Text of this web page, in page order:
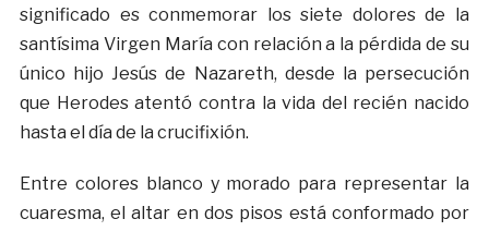
significado es conmemorar los siete dolores de la
santísima Virgen María con relación a la pérdida de su
único hijo Jesús de Nazareth, desde la persecución
que Herodes atentó contra la vida del recién nacido
hasta el día de la crucifixión.
Entre colores blanco y morado para representar la
cuaresma, el altar en dos pisos está conformado por